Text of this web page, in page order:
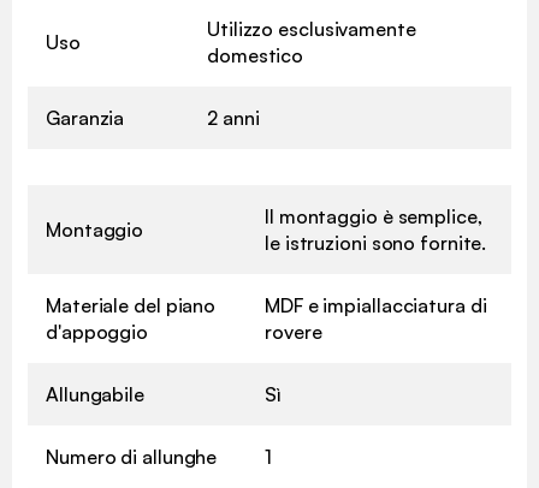
Uso
Utilizzo esclusivamente
domestico
Garanzia 2 anni
Montaggio
Il montaggio è semplice,
le istruzioni sono fornite.
Materiale del piano
d'appoggio
MDF e impiallacciatura di
rovere
Allungabile Sì
Numero di allunghe 1